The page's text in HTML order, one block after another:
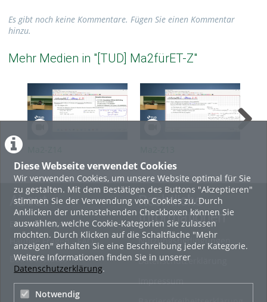
Diese Webseite verwendet Cookies
Wir verwenden Cookies, um unsere Website optimal für Sie
zu gestalten. Mit dem Bestätigen des Buttons "Akzeptieren"
stimmen Sie der Verwendung von Cookies zu. Durch
Anklicken der untenstehenden Checkboxen können Sie
auswählen, welche Cookie-Kategorien Sie zulassen
möchten. Durch Klicken auf die Schaltfläche "Mehr
anzeigen" erhalten Sie eine Beschreibung jeder Kategorie.
Weitere Informationen finden Sie in unserer
Datenschutzerklärung.
Notwendig
Es gibt noch keine Kommentare. Fügen Sie einen Kommentar
hinzu.
Mehr Medien in "[TUD] Ma2fürET-Z"
About
Erste Schritte
Häufige Fragen - FAQ
Betriebsstatus
Rechtliche
Informationen
Nutzungsbedingungen
Datenschutzerklärung
Impressum